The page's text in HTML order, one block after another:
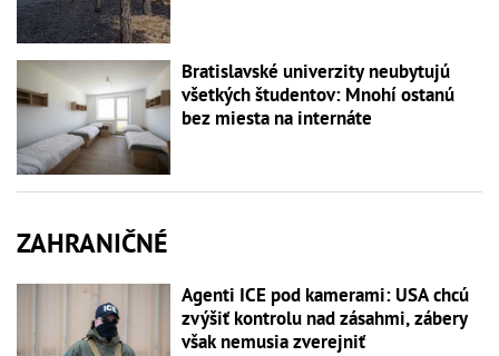
Bratislavské univerzity neubytujú
všetkých študentov: Mnohí ostanú
bez miesta na internáte
ZAHRANIČNÉ
Agenti ICE pod kamerami: USA chcú
zvýšiť kontrolu nad zásahmi, zábery
však nemusia zverejniť